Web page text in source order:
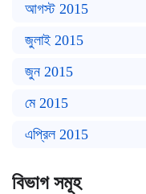
আগস্ট 2015
জুলাই 2015
জুন 2015
মে 2015
এপ্রিল 2015
বিভাগ সমূহ